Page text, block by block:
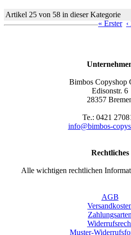
Artikel 25 von 58 in dieser Kategorie
« Erster
Bimbos Copyshop
Edisonstr. 6
28357
Te.: 0421
info@bimbos-
Rechtliches
Alle wichtigen rechtlichen
AGB
Zahlungsarten
Muster-